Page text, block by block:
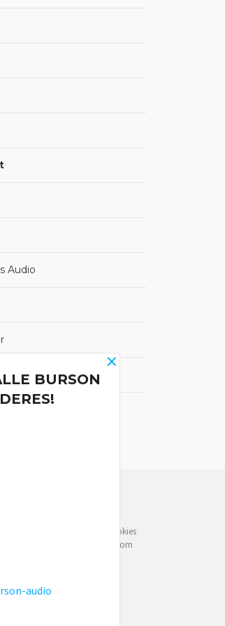
Audio
bedre service. Vi bruker cookies
din. Fortsett å bruke siden som
×
BURSON
audio